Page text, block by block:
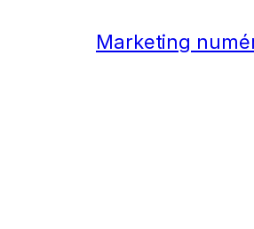
Marketing